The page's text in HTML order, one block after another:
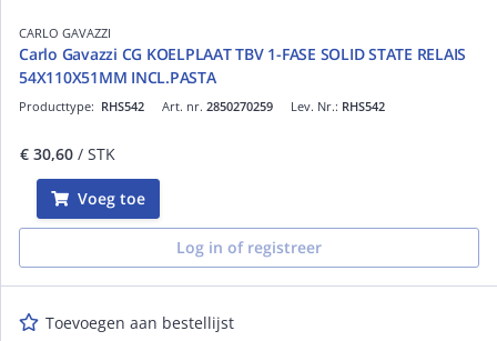
CARLO GAVAZZI
Carlo Gavazzi CG KOELPLAAT TBV 1-FASE SOLID STATE RELAIS
54X110X51MM INCL.PASTA
Art. nr. 2850270259
Producttype: RHS542 Lev. Nr.: RHS542
€ 30,60 / STK
Voeg toe
Log in of registreer
Toevoegen aan bestellijst